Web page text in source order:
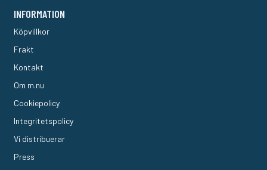
INFORMATION
Köpvillkor
Frakt
Kontakt
Om m.nu
Cookiepolicy
Integritetspolicy
Vi distribuerar
Press